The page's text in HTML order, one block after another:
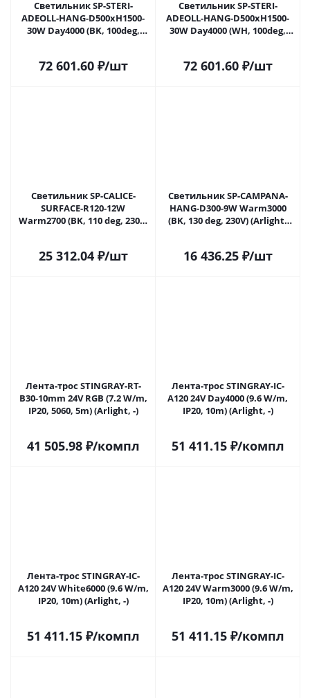
Светильник SP-STERI-
ADEOLL-HANG-D500xH1500-
30W Day4000 (BK, 100deg,
72 601.60₽/шт
Светильник SP-STERI-
ADEOLL-HANG-D500xH1500-
30W Day4000 (WH, 100deg,
72 601.60₽/шт
Светильник SP-CALICE-
SURFACE-R120-12W
Warm2700 (BK, 110 deg, 230V)
25 312.04₽/шт
Светильник SP-CAMPANA-
HANG-D300-9W Warm3000
(BK, 130 deg, 230V) (Arlight,
16 436.25₽/шт
Лента-трос STINGRAY-RT-
B30-10mm 24V RGB (7.2 W/m,
IP20, 5060, 5m) (Arlight, -)
41 505.98₽/компл
Лента-трос STINGRAY-IC-
A120 24V Day4000 (9.6 W/m,
IP20, 10m) (Arlight, -)
51 411.15₽/компл
Лента-трос STINGRAY-IC-
A120 24V White6000 (9.6 W/m,
IP20, 10m) (Arlight, -)
51 411.15₽/компл
Лента-трос STINGRAY-IC-
A120 24V Warm3000 (9.6 W/m,
IP20, 10m) (Arlight, -)
51 411.15₽/компл